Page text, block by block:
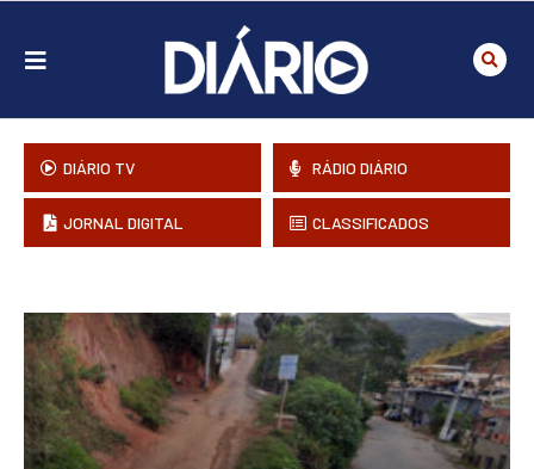
DIÁRIO TV RÁDIO DIÁRIO
JORNAL DIGITAL CLASSIFICADOS